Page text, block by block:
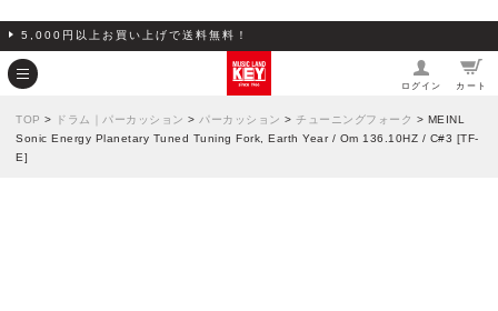
5,000円以上お買い上げで送料無料！
ログイン カート
TOP > ドラム｜パーカッション > パーカッション > チューニングフォーク > MEINL
Sonic Energy Planetary Tuned Tuning Fork, Earth Year / Om 136.10HZ / C#3 [TF-
E]